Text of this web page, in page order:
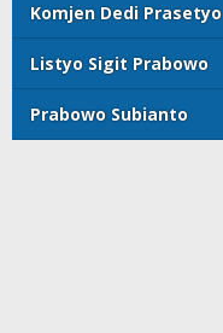
Komjen Dedi Prasetyo
Listyo Sigit Prabowo
Prabowo Subianto